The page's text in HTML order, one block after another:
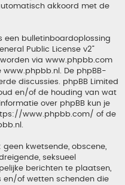
akkoord met de
een bulletinboardoplossing
Public License v2”
via www.phpbb.com
www.phpbb.nl . De phpBB-
discussies. phpBB Limited
en/of de houding van wat
over phpBB kun je
www.phpbb.com/ of de
kwetsende, obscene,
seksueel
berichten te plaatsen,
en/of wetten schenden die